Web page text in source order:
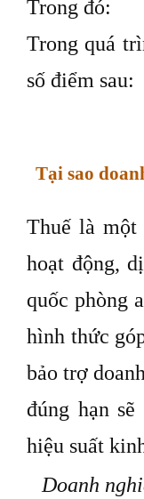
Trong đó:
Trong quá
số điểm sau:
Tại sao
Thuế là một
hoạt động,
quốc phòng
hình thức
bảo trợ
đúng hạn
hiệu suất
Doanh